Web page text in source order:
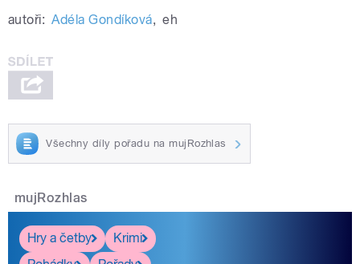
autoři: Adéla Gondíková, eh
Všechny díly pořadu na mujRozhlas
mujRozhlas
Hry a četby
Krimi